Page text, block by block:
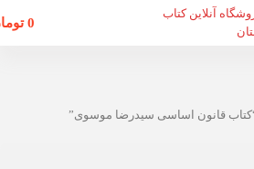
0
قانون اساسی سیدرضا موسوی”